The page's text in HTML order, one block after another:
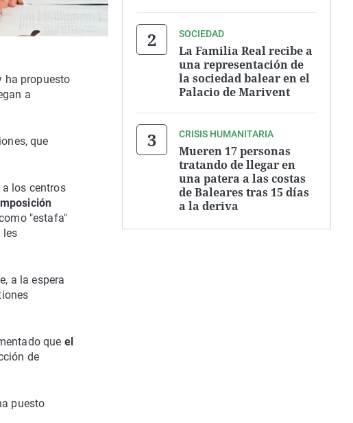
ha propuesto
a
que
los centros
"estafa"
les
a la espera
que el
de
puesto
SOCIEDAD
La Familia Real recibe a
una representación de
la sociedad balear en el
Palacio de Marivent
CRISIS HUMANITARIA
Mueren 17 personas
tratando de llegar en
una patera a las costas
de Baleares tras 15 días
a la deriva